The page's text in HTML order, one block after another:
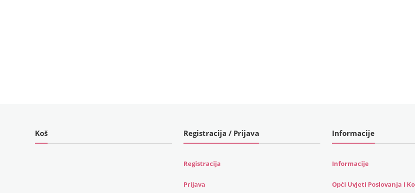
Koš Registracija / Prijava
Registracija
Prijava
Informacije
Informacije
Opći Uvjeti Poslovanja I